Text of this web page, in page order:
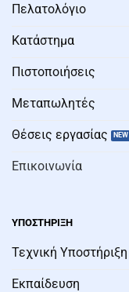
Πελατολόγιο
Κατάστημα
Πιστοποιήσεις
Μεταπωλητές
Θέσεις εργασίας
Επικοινωνία
ΥΠΟΣΤΗΡΙΞΗ
Τεχνική Υποστήριξη
Εκπαίδευση